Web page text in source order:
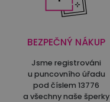
BEZPEČNÝ NÁKUP
Jsme registrováni
u puncovního úřadu
pod číslem 13776
a všechny naše šperky